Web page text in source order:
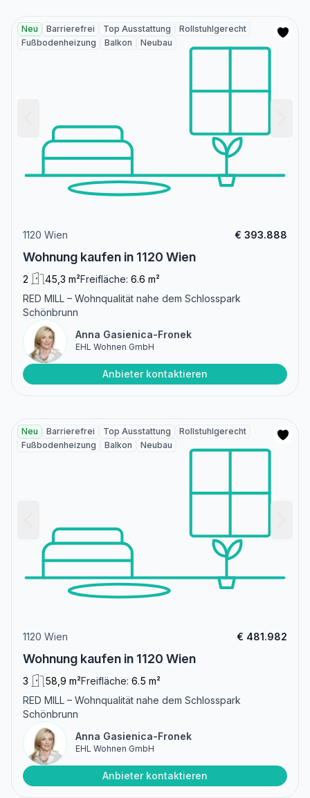
Neu Barrierefrei Top Ausstattung
Rollstuhlgerecht
Fußbodenheizung
Balkon Neubau
1120 Wien € 393.888
Wohnung kaufen in 1120 Wien
2 45,3 m²Freifläche: 6.6 m²
RED MILL – Wohnqualität nahe dem Schlosspark
Schönbrunn
Anna Gasienica-Fronek
EHL Wohnen GmbH
Anbieter kontaktieren
Neu Barrierefrei Top Ausstattung
Rollstuhlgerecht
Fußbodenheizung
Balkon Neubau
1120 Wien € 481.982
Wohnung kaufen in 1120 Wien
3 58,9 m²Freifläche: 6.5 m²
RED MILL – Wohnqualität nahe dem Schlosspark
Schönbrunn
Anna Gasienica-Fronek
EHL Wohnen GmbH
Anbieter kontaktieren